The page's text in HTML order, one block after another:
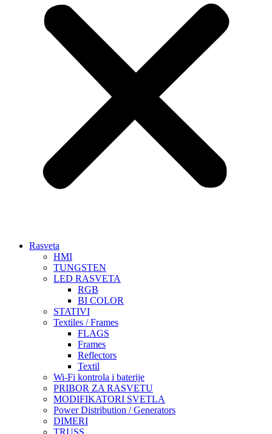
Rasveta
HMI
TUNGSTEN
LED RASVETA
RGB
BI COLOR
STATIVI
Textiles / Frames
FLAGS
Frames
Reflectors
Textil
Wi-Fi kontrola i baterije
PRIBOR ZA RASVETU
MODIFIKATORI SVETLA
Power Distribution / Generators
DIMERI
TRUSS